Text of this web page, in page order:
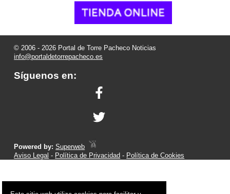
© 2006 - 2026 Portal de Torre Pacheco Noticias
info@portaldetorrepacheco.es
Síguenos en:
Powered by:Superweb
Aviso Legal - Política de Privacidad - Política de Cookies